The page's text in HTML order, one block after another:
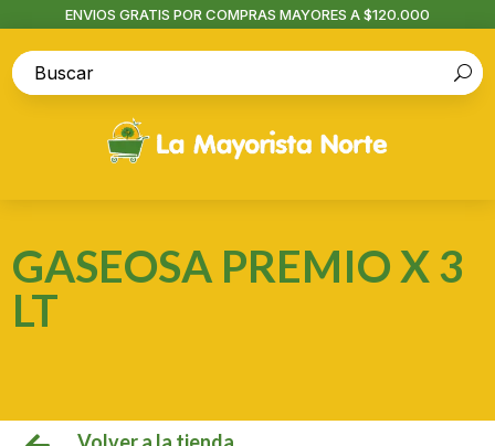
ENVIOS GRATIS POR COMPRAS MAYORES A $120.000
GASEOSA PREMIO X 3
LT
Volver a la tienda